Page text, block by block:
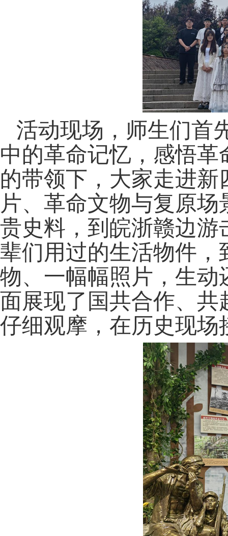
活动现场，师生们首
中的革命记忆，感悟
的带领下，大家走进
片、革命文物与复原
贵史料，到皖浙赣边
辈们用过的生活物件
物、一幅幅照片，生
面展现了国共合作、
仔细观摩，在历史现